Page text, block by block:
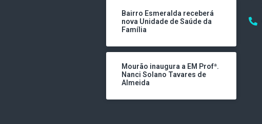
Bairro Esmeralda receberá
nova Unidade de Saúde da
Família
Mourão inaugura a EM Profª.
Nanci Solano Tavares de
Almeida